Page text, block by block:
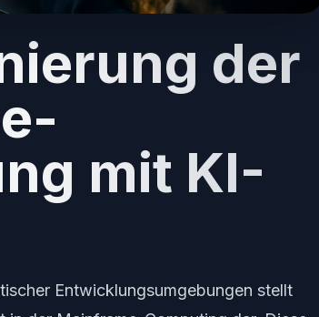
der
mit KI-
Entwicklungsumgebungen stellt